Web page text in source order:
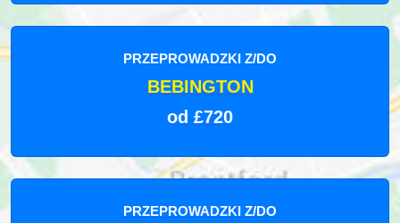
PRZEPROWADZKI Z/DO
BEBINGTON
od £720
PRZEPROWADZKI Z/DO